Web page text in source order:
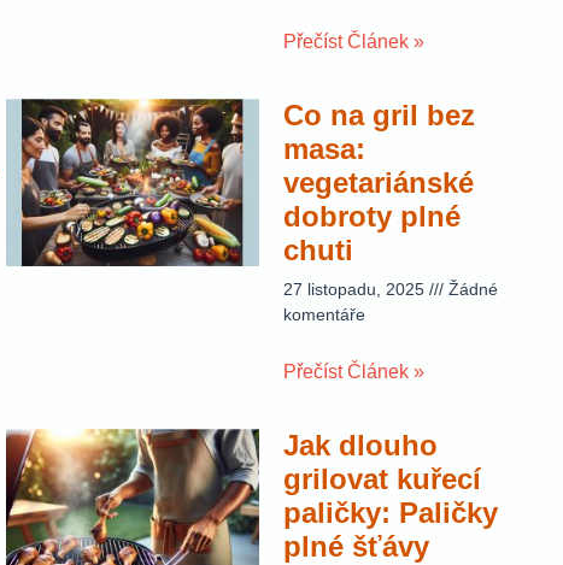
Přečíst Článek »
Co na gril bez
masa:
vegetariánské
dobroty plné
chuti
27 listopadu, 2025
Žádné
komentáře
Přečíst Článek »
Jak dlouho
grilovat kuřecí
paličky: Paličky
plné šťávy